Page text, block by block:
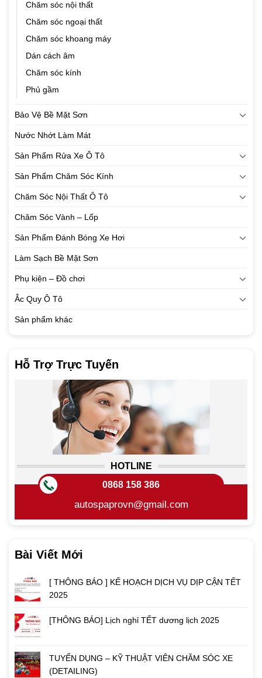
Chăm sóc nội thất
Chăm sóc ngoại thất
Chăm sóc khoang máy
Dán cách âm
Chăm sóc kính
Phủ gầm
Bảo Vệ Bề Mặt Sơn
Nước Nhớt Làm Mát
Sản Phẩm Rửa Xe Ô Tô
Sản Phẩm Chăm Sóc Kính
Chăm Sóc Nội Thất Ô Tô
Chăm Sóc Vành – Lốp
Sản Phẩm Đánh Bóng Xe Hơi
Làm Sạch Bề Mặt Sơn
Phụ kiện – Đồ chơi
Ắc Quy Ô Tô
Sản phẩm khác
Hỗ Trợ Trực Tuyến
HOTLINE
0868 158 386
autospaprovn@gmail.com
Bài Viết Mới
[ THÔNG BÁO ] KẾ HOẠCH DỊCH VỤ DỊP CẬN TẾT
2025
[THÔNG BÁO] Lịch nghỉ TẾT dương lịch 2025
TUYỂN DỤNG – KỸ THUẬT VIÊN CHĂM SÓC XE
(DETAILING)